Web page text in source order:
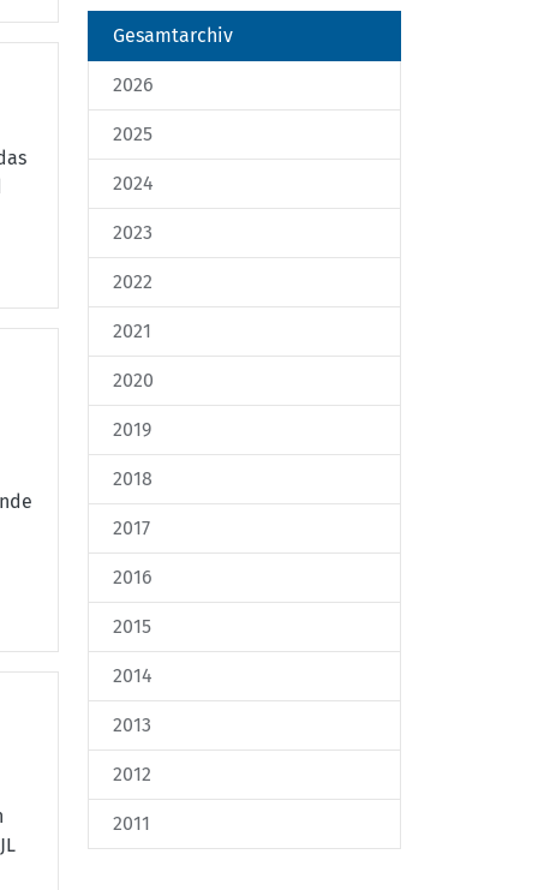
Gesamtarchiv
2026
2025
2024
2023
2022
2021
2020
2019
2018
2017
2016
2015
2014
2013
2012
2011